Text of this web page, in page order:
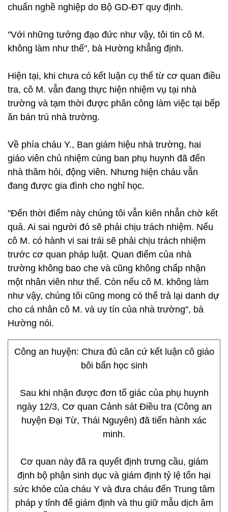
chuẩn nghề nghiệp do Bộ GD-ĐT quy định.
"Với những tưởng đạo đức như vậy, tôi tin cô M.
không làm như thế", bà Hường khẳng định.
Hiện tại, khi chưa có kết luận cụ thể từ cơ quan điều
tra, cô M. vẫn đang thực hiện nhiệm vụ tại nhà
trường và tạm thời được phân công làm việc tại bếp
ăn bán trú nhà trường.
Về phía cháu Y., Ban giám hiệu nhà trường, hai
giáo viên chủ nhiệm cùng ban phụ huynh đã đến
nhà thăm hỏi, động viên. Nhưng hiện cháu vẫn
đang được gia đình cho nghỉ học.
"Đến thời điểm này chúng tôi vẫn kiên nhẫn chờ kết
quả. Ai sai người đó sẽ phải chịu trách nhiệm. Nếu
cô M. có hành vi sai trái sẽ phải chịu trách nhiệm
trước cơ quan pháp luật. Quan điểm của nhà
trường không bao che và cũng không chấp nhận
một nhân viên như thế. Còn nếu cô M. không làm
như vậy, chúng tôi cũng mong có thể trả lại danh dự
cho cá nhân cô M. và uy tín của nhà trường", bà
Hường nói.
Công an huyện: Chưa đủ căn cứ kết luận cô giáo
bôi bẩn học sinh
Sau khi nhận được đơn tố giác của phụ huynh
ngày 12/3, Cơ quan Cảnh sát Điều tra (Công an
huyện Đại Từ, Thái Nguyên) đã tiến hành xác
minh.
Cơ quan này đã ra quyết định trưng cầu, giám
định bộ phận sinh dục và giám định tỷ lệ tổn hại
sức khỏe của cháu Y và đưa cháu đến Trung tâm
pháp y tỉnh để giám định và thu giữ mẫu dịch âm